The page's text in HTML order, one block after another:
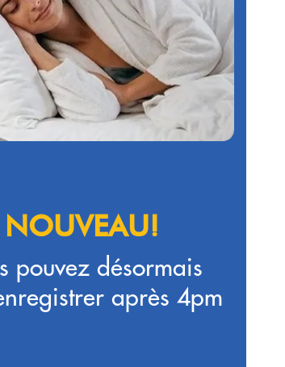
NOUVEAU!
pouvez désormais
après 4pm